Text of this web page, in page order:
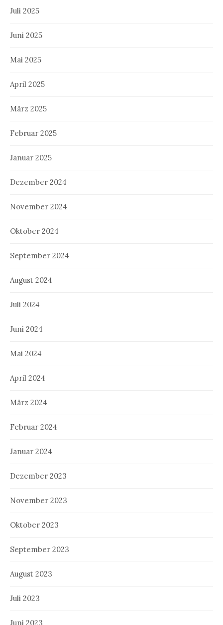
Juli 2025
Juni 2025
Mai 2025
April 2025
März 2025
Februar 2025
Januar 2025
Dezember 2024
November 2024
Oktober 2024
September 2024
August 2024
Juli 2024
Juni 2024
Mai 2024
April 2024
März 2024
Februar 2024
Januar 2024
Dezember 2023
November 2023
Oktober 2023
September 2023
August 2023
Juli 2023
Juni 2023